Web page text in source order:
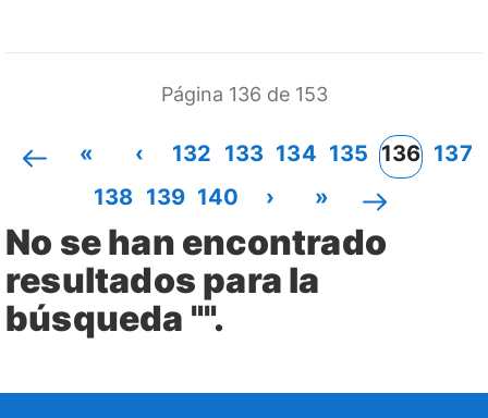
Página 136 de 153
« ‹ 132 133 134 135 136 137
138 139 140 › »
No se han encontrado
resultados para la
búsqueda "".